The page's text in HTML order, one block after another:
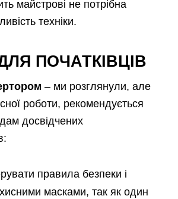
майстрові не потрібна
техніки.
ПОЧАТКІВЦІВ
– ми розглянули, але
роботи, рекомендується
досвідчених
правила безпеки і
масками, так як один